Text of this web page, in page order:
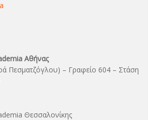
Αθήνας
Πεσματζόγλου) – Γραφείο 604 – Στάση
Θεσσαλονίκης